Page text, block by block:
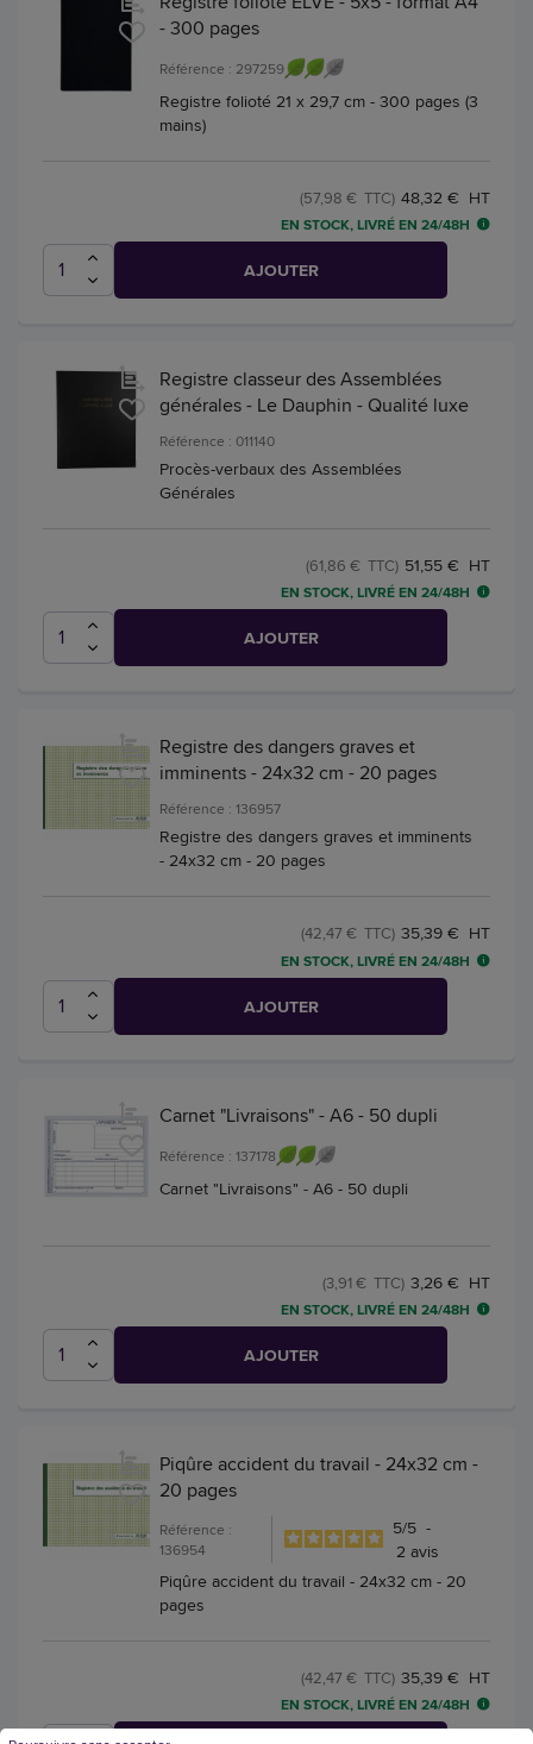
- 300 pages
Référence : 297259
Registre folioté 21 x 29,7 cm - 300 pages (3
mains)
48,32 € HT
(57,98 € TTC)
EN STOCK, LIVRÉ EN 24/48H
AJOUTER
Registre classeur des Assemblées
générales - Le Dauphin - Qualité luxe
Référence : 011140
Procès-verbaux des Assemblées
Générales
51,55 € HT
(61,86 € TTC)
EN STOCK, LIVRÉ EN 24/48H
AJOUTER
Registre des dangers graves et
imminents - 24x32 cm - 20 pages
Référence : 136957
Registre des dangers graves et imminents
- 24x32 cm - 20 pages
35,39 € HT
(42,47 € TTC)
EN STOCK, LIVRÉ EN 24/48H
AJOUTER
Carnet "Livraisons" - A6 - 50 dupli
Référence : 137178
Carnet "Livraisons" - A6 - 50 dupli
3,26 € HT
(3,91 € TTC)
EN STOCK, LIVRÉ EN 24/48H
AJOUTER
Piqûre accident du travail - 24x32 cm -
20 pages
Référence :
136954
5/5 -
2 avis
Piqûre accident du travail - 24x32 cm - 20
pages
35,39 € HT
(42,47 € TTC)
EN STOCK, LIVRÉ EN 24/48H